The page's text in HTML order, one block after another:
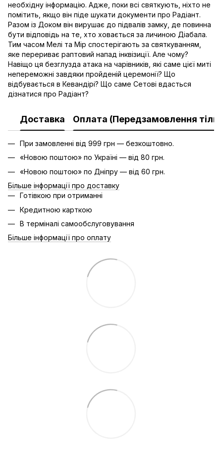
необхідну інформацію. Адже, поки всі святкують, ніхто не
помітить, якщо він піде шукати документи про Радіант.
Разом із Доком він вирушає до підвалів замку, де повинна
бути відповідь на те, хто ховається за личиною Діабала.
Тим часом Мелі та Мір спостерігають за святкуванням,
яке перериває раптовий напад інквізиції. Але чому?
Навіщо ця безглузда атака на чарівників, які саме цієї миті
непереможні завдяки пройденій церемонії? Що
відбувається в Кевандірі? Що саме Сетові вдасться
дізнатися про Радіант?
Доставка Оплата (Передзамовлення
При замовленні від 999 грн — безкоштовно.
«Новою поштою» по Україні — від 80 грн.
«Новою поштою» по Дніпру — від 60 грн.
Більше інформації про доставку
Готівкою при отриманні
Кредитною карткою
В терміналі самообслуговування
Більше інформації про оплату